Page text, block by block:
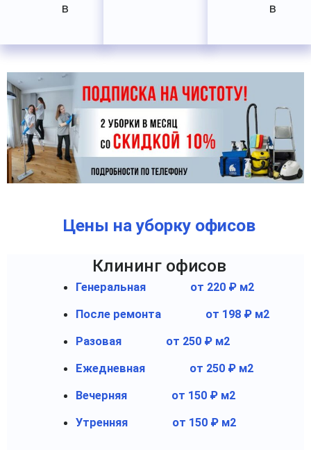
в
в
Цены на уборку офисов
Клининг офисов
Генеральная от 220 ₽ м2
После ремонта от 198 ₽ м2
Разовая от 250 ₽ м2
Ежедневная от 250 ₽ м2
Вечерняя от 150 ₽ м2
Утренняя от 150 ₽ м2